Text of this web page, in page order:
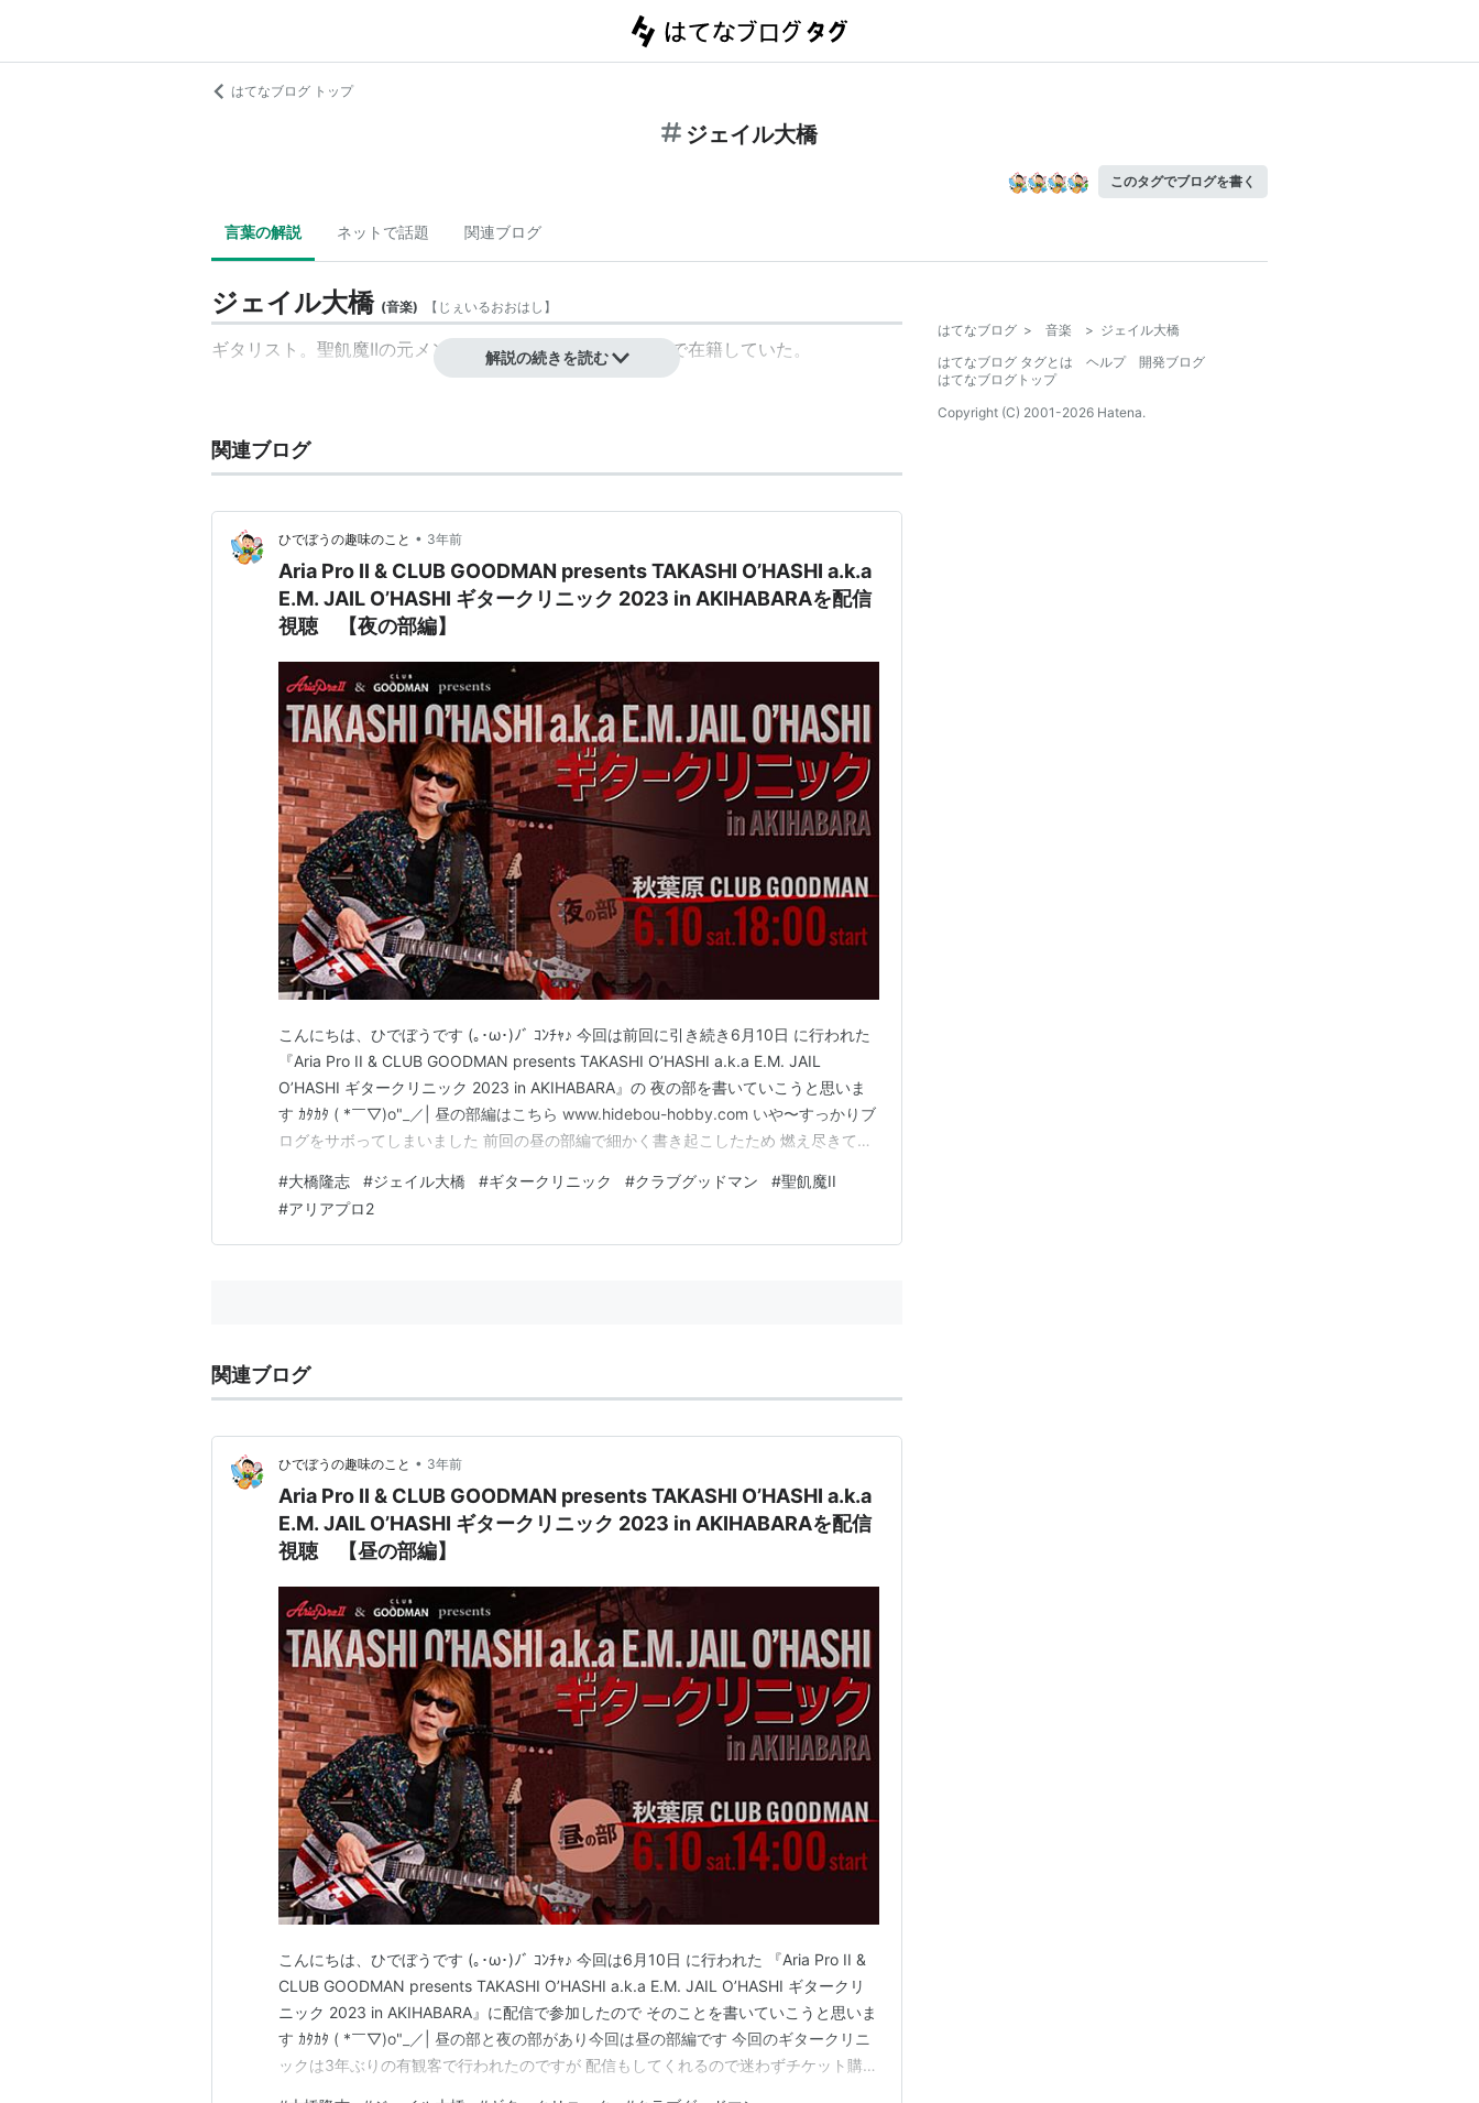
はてなブログ トップ
ジェイル大橋
このタグでブログを書く
言葉の解説 ネットで話題 関連ブログ
ジェイル大橋 (音楽) 【 じぇいるおおはし 】
ギタリスト。聖飢魔IIの元メンバーで1985年から1987年まで在籍していた。
解説の続きを読む
関連ブログ
ひでぼうの趣味のこと • 3年前
Aria Pro II & CLUB GOODMAN presents TAKASHI O’HASHI a.k.a
E.M. JAIL O’HASHI ギタークリニック 2023 in AKIHABARAを配信
視聴 【夜の部編】
こんにちは、ひでぼうです (｡･ω･)ﾉﾞ ｺﾝﾁｬ♪ 今回は前回に引き続き6月10日 に行われた
『Aria Pro II & CLUB GOODMAN presents TAKASHI O’HASHI a.k.a E.M. JAIL
O’HASHI ギタークリニック 2023 in AKIHABARA』の 夜の部を書いていこうと思いま
す ｶﾀｶﾀ ( *￣▽)o"_／| 昼の部編はこちら www.hidebou-hobby.com いや〜すっかりブ
ログをサボってしまいました 前回の昼の部編で細かく書き起こしたため 燃え尽きて書
#大橋隆志 #ジェイル大橋 #ギタークリニック #クラブグッドマン #聖飢魔II
#アリアプロ2
関連ブログ
ひでぼうの趣味のこと • 3年前
Aria Pro II & CLUB GOODMAN presents TAKASHI O’HASHI a.k.a
E.M. JAIL O’HASHI ギタークリニック 2023 in AKIHABARAを配信
視聴 【昼の部編】
こんにちは、ひでぼうです (｡･ω･)ﾉﾞ ｺﾝﾁｬ♪ 今回は6月10日 に行われた 『Aria Pro II &
CLUB GOODMAN presents TAKASHI O’HASHI a.k.a E.M. JAIL O’HASHI ギタークリ
ニック 2023 in AKIHABARA』に配信で参加したので そのことを書いていこうと思いま
す ｶﾀｶﾀ ( *￣▽)o"_／| 昼の部と夜の部があり今回は昼の部編です 今回のギタークリニ
ックは3年ぶりの有観客で行われたのですが 配信もしてくれるので迷わずチケット購入
はてなブログ > 音楽 > ジェイル大橋
はてなブログ タグとは
ヘルプ
開発ブログ
はてなブログトップ
Copyright (C) 2001-2026 Hatena.